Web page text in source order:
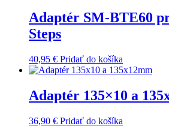
Adaptér SM-BTE60
Steps
40,95 € Pridať do košíka
Adaptér 135×10 a
36,90 € Pridať do košíka